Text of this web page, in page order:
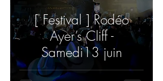
[ Festival ] Rodéo
Ayer’s Cliff -
Samedi13 juin